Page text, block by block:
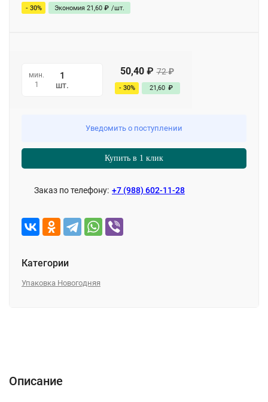
- 30% Экономия 21,60 ₽ /шт.
мин.
1
шт.
50,40 ₽ 72 ₽
- 30% 21,60 ₽
Уведомить о поступлении
Купить в 1 клик
Заказ по телефону: +7 (988) 602-11-28
Категории
Упаковка Новогодняя
Описание